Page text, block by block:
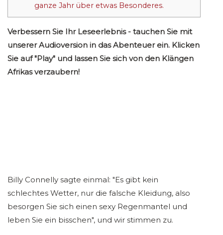
ganze Jahr über etwas Besonderes.
Verbessern Sie Ihr Leseerlebnis - tauchen Sie mit
unserer Audioversion in das Abenteuer ein. Klicken
Sie auf "Play" und lassen Sie sich von den Klängen
Afrikas verzaubern!
Billy Connelly sagte einmal: "Es gibt kein
schlechtes Wetter, nur die falsche Kleidung, also
besorgen Sie sich einen sexy Regenmantel und
leben Sie ein bisschen", und wir stimmen zu.